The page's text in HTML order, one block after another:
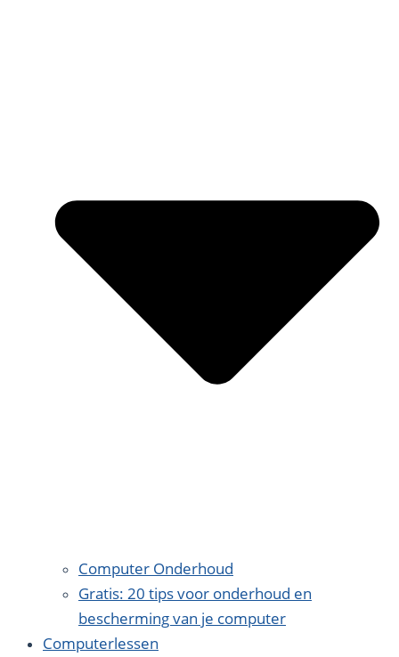
Computer Onderhoud
Gratis: 20 tips voor onderhoud en
bescherming van je computer
Computerlessen